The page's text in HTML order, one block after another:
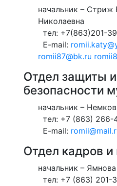
начальник – Стриж
Николаевна
тел: +7(863)201-
E-mail:
romii87@bk.ru
Отдел защиты
безопасности
начальник –
тел: +7 (863) 266-
E-mail:
Отдел кадров и
начальник –
тел: +7 (863) 201-